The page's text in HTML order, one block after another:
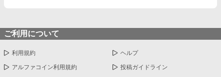
ご利用について
利用規約 ヘルプ
アルファコイン利用規約 投稿ガイドライン